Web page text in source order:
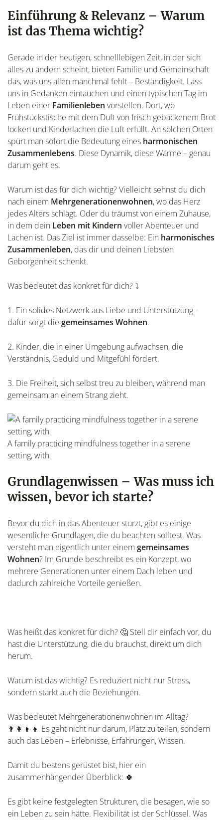
Einführung & Relevanz – Warum
ist das Thema wichtig?
Gerade in der heutigen, schnelllebigen Zeit, in der sich
alles zu ändern scheint, bieten Familie und Gemeinschaft
das, was uns allen manchmal fehlt – Beständigkeit. Lass
uns in Gedanken eintauchen und einen typischen Tag im
Leben einer Familienleben vorstellen. Dort, wo
Frühstückstische mit dem Duft von frisch gebackenem Brot
locken und Kinderlachen die Luft erfüllt. An solchen Orten
spürt man sofort die Bedeutung eines harmonischen
Zusammenlebens. Diese Dynamik, diese Wärme – genau
darum geht es.
Warum ist das für dich wichtig? Vielleicht sehnst du dich
nach einem Mehrgenerationenwohnen, wo das Herz
jedes Alters schlägt. Oder du träumst von einem Zuhause,
in dem dein Leben mit Kindern voller Abenteuer und
Lachen ist. Das Ziel ist immer dasselbe: Ein harmonisches
Zusammenleben, das dir und deinen Liebsten
Geborgenheit schenkt.
Was bedeutet das konkret für dich? ⤵️
1. Ein solides Netzwerk aus Liebe und Unterstützung –
dafür sorgt die gemeinsames Wohnen.
2. Kinder, die in einer Umgebung aufwachsen, die
Verständnis, Geduld und Mitgefühl fördert.
3. Die Freiheit, sich selbst treu zu bleiben, während man
gemeinsam an einem Strang zieht.
A family practicing mindfulness together in a serene
setting, with
Grundlagenwissen – Was muss ich
wissen, bevor ich starte?
Bevor du dich in das Abenteuer stürzt, gibt es einige
wesentliche Grundlagen, die du beachten solltest. Was
versteht man eigentlich unter einem gemeinsames
Wohnen? Im Grunde beschreibt es ein Konzept, wo
mehrere Generationen unter einem Dach leben und
dadurch zahlreiche Vorteile genießen.
Was heißt das konkret für dich? 🤔 Stell dir einfach vor, du
hast die Unterstützung, die du brauchst, direkt um dich
herum.
Warum ist das wichtig? Es reduziert nicht nur Stress,
sondern stärkt auch die Beziehungen.
Was bedeutet Mehrgenerationenwohnen im Alltag?
👨‍👩‍👧‍👦 Es geht nicht nur darum, Platz zu teilen, sondern
auch das Leben – Erlebnisse, Erfahrungen, Wissen.
Damit du bestens gerüstet bist, hier ein
zusammenhängender Überblick: 🍀
Es gibt keine festgelegten Strukturen, die besagen, wie so
ein Leben zu sein hätte. Flexibilität ist der Schlüssel. Was